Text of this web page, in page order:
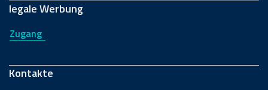
legale Werbung
Zugang
Kontakte